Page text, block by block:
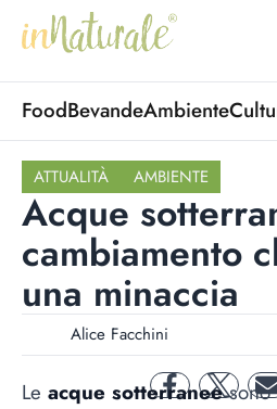
FoodBevandeAmbiente
ATTUALITÀ AMBIENTE
Acque
cambiamento
una minaccia
Alice Facchini
facebooktwitter
Le acque sotterraneesono